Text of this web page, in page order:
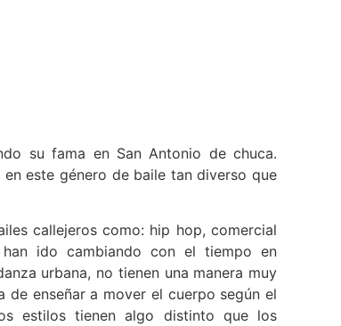
su fama en San Antonio de chuca.
este género de baile tan diverso que
callejeros como: hip hop, comercial
ido cambiando con el tiempo en
urbana, no tienen una manera muy
de enseñar a mover el cuerpo según el
estilos tienen algo distinto que los